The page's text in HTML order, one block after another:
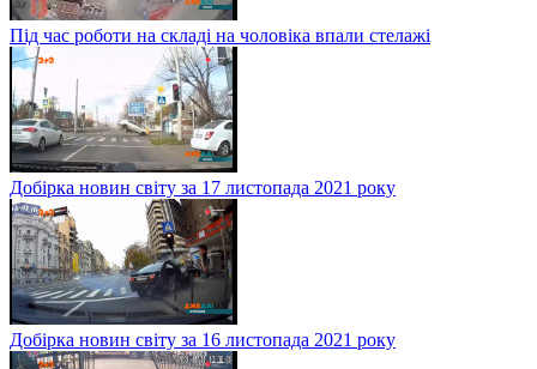
Під час роботи на складі на чоловіка впали стелажі
Добірка новин світу за 17 листопада 2021 року
Добірка новин світу за 16 листопада 2021 року